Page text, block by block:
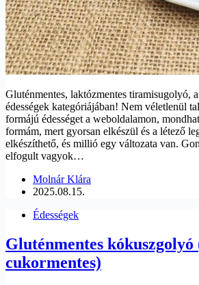
Gluténmentes, laktózmentes tiramisugolyó,
édességek kategóriájában! Nem véletlenül
formájú édességet a weboldalamon,
formám, mert gyorsan elkészül és a létező
elkészíthető, és millió egy változata van.
elfogult vagyok…
Molnár Klára
2025.08.15.
Édességek
Gluténmentes kókuszgolyó
cukormentes)